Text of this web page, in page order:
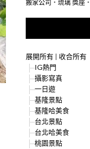
搬家公司 ‧ 琉璃 獎座 ‧
展開所有 | 收合所有
IG熱門
攝影寫真
一日遊
基隆景點
基隆哈美食
台北景點
台北哈美食
桃園景點